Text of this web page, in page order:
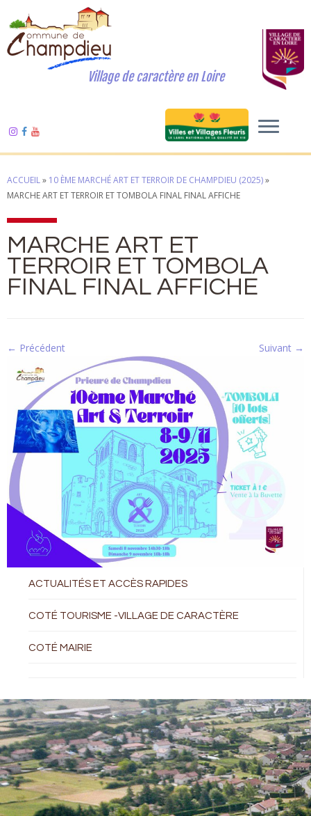
Village de caractère en Loire
ACCUEIL» 10 ÈME MARCHÉ ART ET TERROIR DE CHAMPDIEU (2025)»
MARCHE ART ET TERROIR ET TOMBOLA FINAL FINAL AFFICHE
MARCHE ART ET
TERROIR ET TOMBOLA
FINAL FINAL AFFICHE
← Précédent Suivant →
ACTUALITÉS ET ACCÈS RAPIDES
COTÉ TOURISME -VILLAGE DE CARACTÈRE
COTÉ MAIRIE